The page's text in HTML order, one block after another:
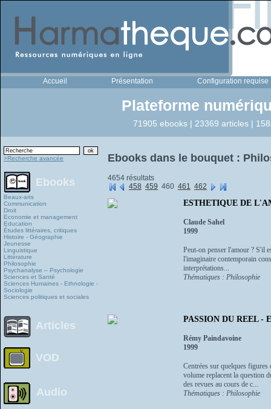
Accueil Présentation Configuration requise
Plateforme
71905 ebooks | 23369 articles |
>Recherche avancée
Ebooks
Beaux-arts
Communication
Droit
Economie et management
Education
Études littéraires, critiques
Histoire - Géographie
Jeunesse
Linguistique
Littérature
Philosophie
Psychanalyse – Psychologie
Sciences et Santé
Sciences Humaines - Ethnologie -
Sociologie
Sciences politiques et sociales
Articles
VOD
Audio
Ebooks dans le bouquet :
4654 résultats
458 459 460 461 462
ESTHETIQUE DE
Claude Sahel
1999
Peut-on penser l'amour ? S'il
l'imaginaire contemporain
interprétations...
Thématiques : Philosophie
PASSION DU REEL -
Rémy Paindavoine
1999
Centrées sur quelques
volume replacent la question
des revues au cours de c...
Thématiques : Philosophie